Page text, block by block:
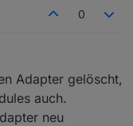
0
Adapter gelöscht,
auch.
neu